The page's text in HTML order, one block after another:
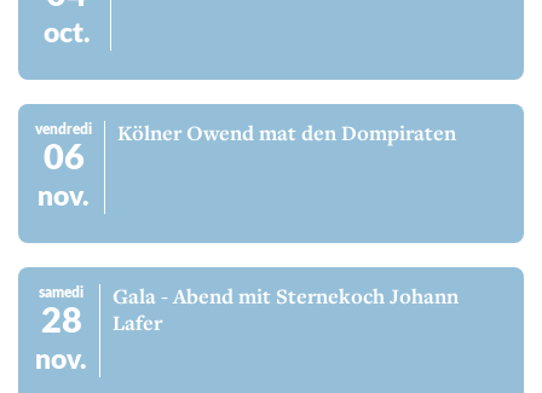
oct.
vendredi
06
nov.
Kölner Owend mat den Dompiraten
samedi
28
nov.
Gala - Abend mit Sternekoch Johann
Lafer